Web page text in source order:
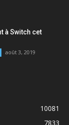
à Switch cet
août 3, 2019
10081
7833